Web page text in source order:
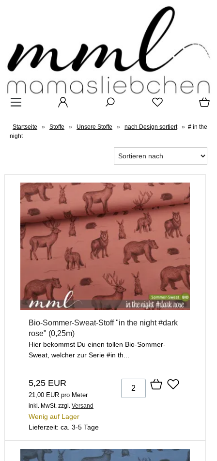
Startseite » Stoffe » Unsere Stoffe » nach Design sortiert » # in the
night
Bio-Sommer-Sweat-Stoff "in the night #dark
rose" (0,25m)
Hier bekommst Du einen tollen Bio-Sommer-
Sweat, welcher zur Serie #in th...
5,25 EUR
21,00 EUR pro Meter
inkl. MwSt. zzgl. Versand
Wenig auf Lager
Lieferzeit: ca. 3-5 Tage